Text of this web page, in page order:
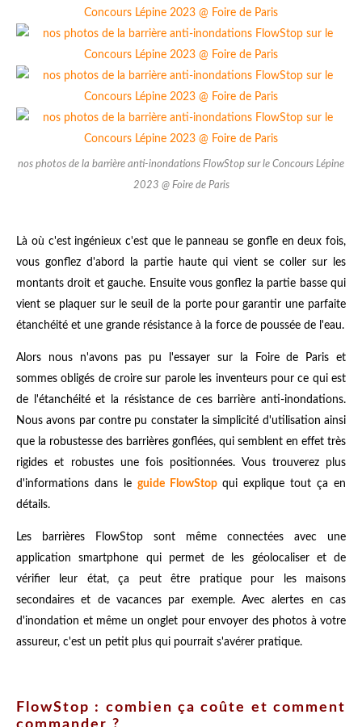
nos photos de la barrière anti-inondations FlowStop sur le Concours Lépine
2023 @ Foire de Paris
Là où c'est ingénieux c'est que le panneau se gonfle en deux fois,
vous gonflez d'abord la partie haute qui vient se coller sur les
montants droit et gauche. Ensuite vous gonflez la partie basse qui
vient se plaquer sur le seuil de la porte pour garantir une parfaite
étanchéité et une grande résistance à la force de poussée de l'eau.
Alors nous n'avons pas pu l'essayer sur la Foire de Paris et
sommes obligés de croire sur parole les inventeurs pour ce qui est
de l'étanchéité et la résistance de ces barrière anti-inondations.
Nous avons par contre pu constater la simplicité d'utilisation ainsi
que la robustesse des barrières gonflées, qui semblent en effet très
rigides et robustes une fois positionnées. Vous trouverez plus
d'informations dans le guide FlowStopqui explique tout ça en
détails.
Les barrières FlowStop sont même connectées avec une
application smartphone qui permet de les géolocaliser et de
vérifier leur état, ça peut être pratique pour les maisons
secondaires et de vacances par exemple. Avec alertes en cas
d'inondation et même un onglet pour envoyer des photos à votre
assureur, c'est un petit plus qui pourrait s'avérer pratique.
FlowStop : combien ça coûte et comment